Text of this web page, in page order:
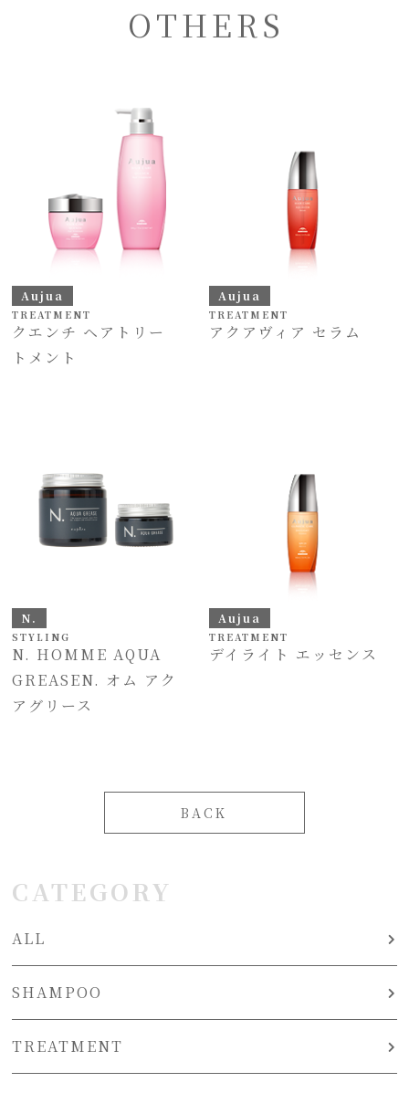
OTHERS
Aujua
TREATMENT
クエンチ ヘアトリー
トメント
Aujua
TREATMENT
アクアヴィア セラム
N.
STYLING
N. HOMME AQUA
GREASEN. オム アク
アグリース
Aujua
TREATMENT
デイライト エッセンス
BACK
CATEGORY
ALL
SHAMPOO
TREATMENT